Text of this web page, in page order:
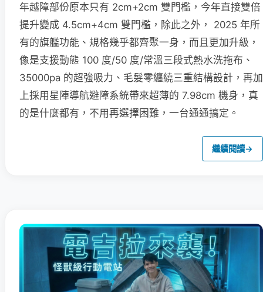
年越障部份原本只有 2cm+2cm 雙門檻，今年直接雙倍
提升變成 4.5cm+4cm 雙門檻，除此之外， 2025 年所
有的旗艦功能、規格幾乎都齊聚一身，而且更加升級，
像是支援動態 100 度/50 度/常溫三段式熱水洗拖布、
35000pa 的超強吸力、毛髮零纏繞三重結構設計，再加
上採用星陣導航避障系統帶來超薄的 7.98cm 機身，真
的是什麼都有，不用再選擇困難，一台通通搞定。
繼續閱讀→